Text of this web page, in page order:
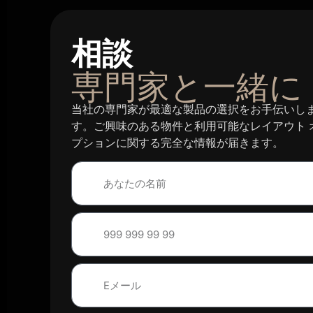
相談
専門家と一緒に
当社の専門家が最適な製品の選択をお手伝いし
す。ご興味のある物件と利用可能なレイアウト
プションに関する完全な情報が届きます。